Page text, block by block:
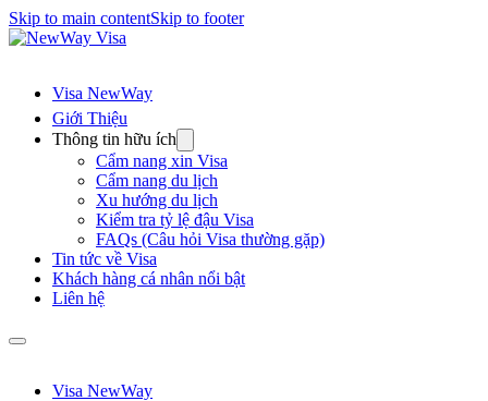
Skip to main contentSkip to footer
Visa NewWay
Giới Thiệu
Thông tin hữu ích
Cẩm nang xin Visa
Cẩm nang du lịch
Xu hướng du lịch
Kiểm tra tỷ lệ đậu Visa
FAQs (Câu hỏi Visa thường gặp)
Tin tức về Visa
Khách hàng cá nhân nổi bật
Liên hệ
Visa NewWay